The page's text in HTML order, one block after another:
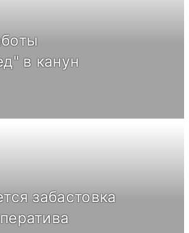
в канун
забастовка